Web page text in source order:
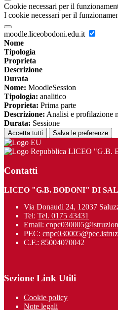
Cookie necessari per il
I cookie necessari per il
moodle.liceobodoni.edu.it
Nome
Tipologia
Proprieta
Descrizione
Durata
Nome: MoodleSession
Tipologia: analitico
Proprieta: Prima parte
Descrizione: Analisi e profilazione
Durata: Sessione
Accetta tutti Salva le preferenze
LICEO "G.B.
Contatti
LICEO "G.B. BODONI" DI
Via Donaudi 24, 12037
Tel: Tel. 0175 43431
Email:
PEC:
C.F.: 85004070042
Sezione Link Utili
Cookie policy
Note legali